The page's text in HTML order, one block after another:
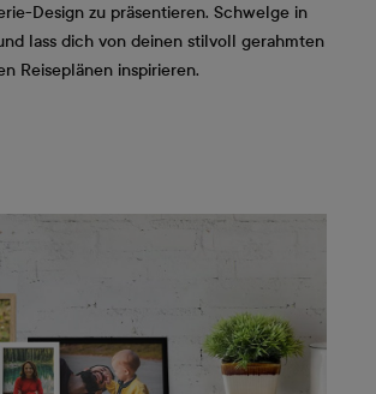
Design zu präsentieren. Schwelge in
lass dich von deinen stilvoll gerahmten
Reiseplänen inspirieren.